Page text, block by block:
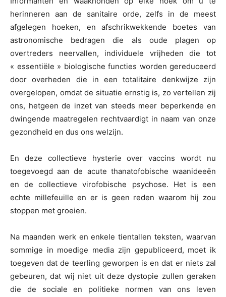
herinneren aan de sanitaire orde, zelfs in de meest
afgelegen hoeken, en afschrikwekkende boetes van
astronomische bedragen die als oude plagen op
overtreders neervallen, individuele vrijheden die tot
« essentiële » biologische functies worden gereduceerd
door overheden die in een totalitaire denkwijze zijn
overgelopen, omdat de situatie ernstig is, zo vertellen zij
ons, hetgeen de inzet van steeds meer beperkende en
dwingende maatregelen rechtvaardigt in naam van onze
gezondheid en dus ons welzijn.
En deze collectieve hysterie over vaccins wordt nu
toegevoegd aan de acute thanatofobische waanideeën
en de collectieve virofobische psychose. Het is een
echte millefeuille en er is geen reden waarom hij zou
stoppen met groeien.
Na maanden werk en enkele tientallen teksten, waarvan
sommige in moedige media zijn gepubliceerd, moet ik
toegeven dat de teerling geworpen is en dat er niets zal
gebeuren, dat wij niet uit deze dystopie zullen geraken
die de sociale en politieke normen van ons leven